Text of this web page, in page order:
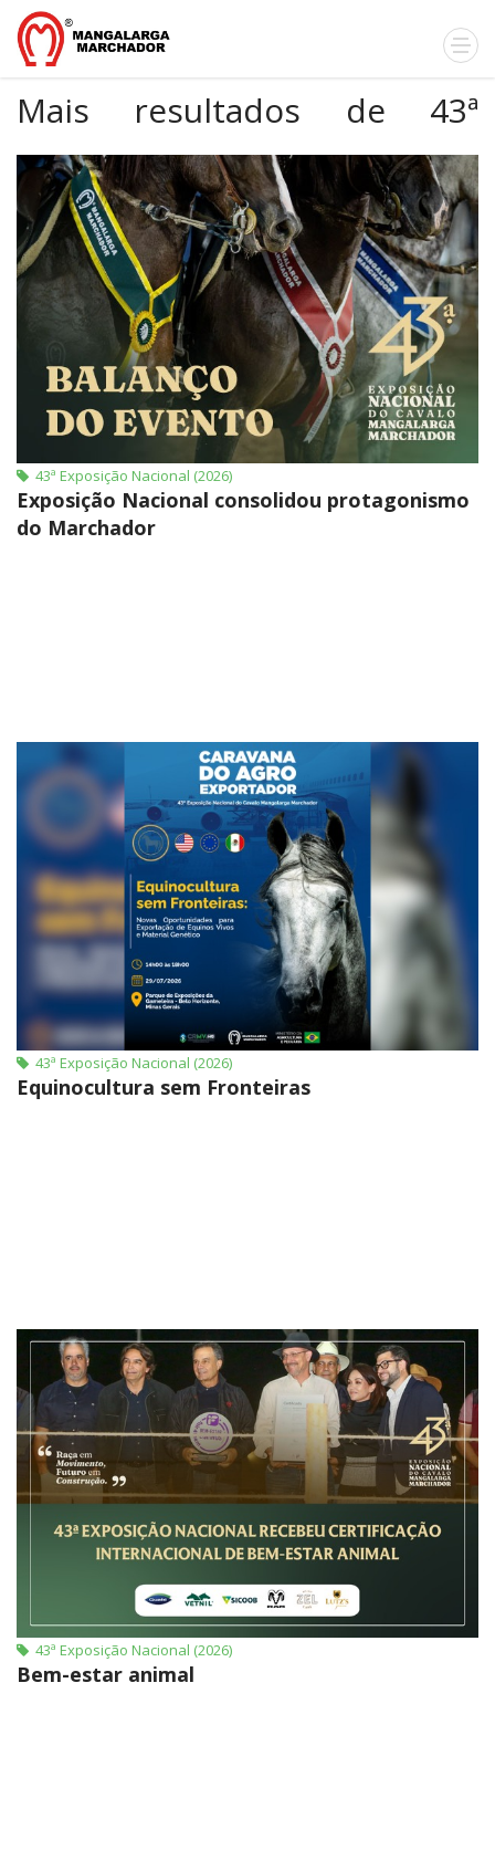
Mais resultados de 43ª
Exposição Nacional (2026)
43ª Exposição Nacional (2026)
Exposição Nacional consolidou protagonismo
do Marchador
43ª Exposição Nacional (2026)
Equinocultura sem Fronteiras
43ª Exposição Nacional (2026)
Bem-estar animal